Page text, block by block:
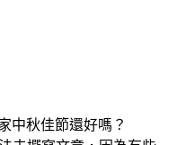
中秋佳節還好嗎？